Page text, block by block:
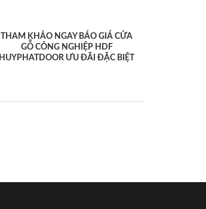
THAM KHẢO NGAY BÁO GIÁ CỬA
GỖ CÔNG NGHIỆP HDF
HUYPHATDOOR ƯU ĐÃI ĐẶC BIỆT